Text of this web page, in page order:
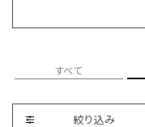
すべて
絞り込み